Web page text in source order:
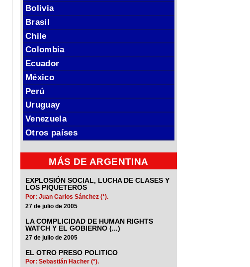
Bolivia
Brasil
Chile
Colombia
Ecuador
México
Perú
Uruguay
Venezuela
Otros países
MÁS DE ARGENTINA
EXPLOSIÓN SOCIAL, LUCHA DE CLASES Y
LOS PIQUETEROS
Por: Juan Carlos Sánchez (*).
27 de julio de 2005
LA COMPLICIDAD DE HUMAN RIGHTS
WATCH Y EL GOBIERNO (...)
27 de julio de 2005
EL OTRO PRESO POLITICO
Por: Sebastián Hacher (*).